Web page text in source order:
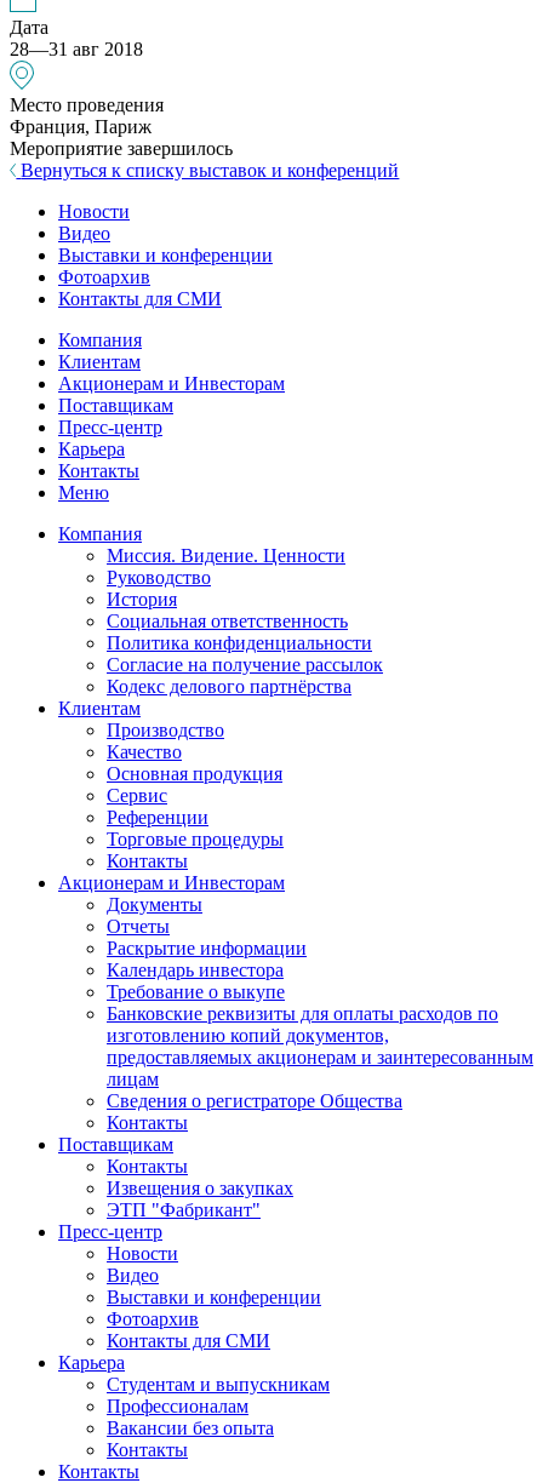
Дата
28—31 авг 2018
Место проведения
Франция, Париж
Мероприятие завершилось
Вернуться к списку выставок и конференций
Новости
Видео
Выставки и конференции
Фотоархив
Контакты для СМИ
Компания
Клиентам
Акционерам и Инвесторам
Поставщикам
Пресс-центр
Карьера
Контакты
Меню
Компания
Миссия. Видение. Ценности
Руководство
История
Социальная ответственность
Политика конфиденциальности
Согласие на получение рассылок
Кодекс делового партнёрства
Клиентам
Производство
Качество
Основная продукция
Сервис
Референции
Торговые процедуры
Контакты
Акционерам и Инвесторам
Документы
Отчеты
Раскрытие информации
Календарь инвестора
Требование о выкупе
Банковские реквизиты для оплаты расходов по
изготовлению копий документов,
предоставляемых акционерам и заинтересованным
лицам
Сведения о регистраторе Общества
Контакты
Поставщикам
Контакты
Извещения о закупках
ЭТП "Фабрикант"
Пресс-центр
Новости
Видео
Выставки и конференции
Фотоархив
Контакты для СМИ
Карьера
Студентам и выпускникам
Профессионалам
Вакансии без опыта
Контакты
Контакты